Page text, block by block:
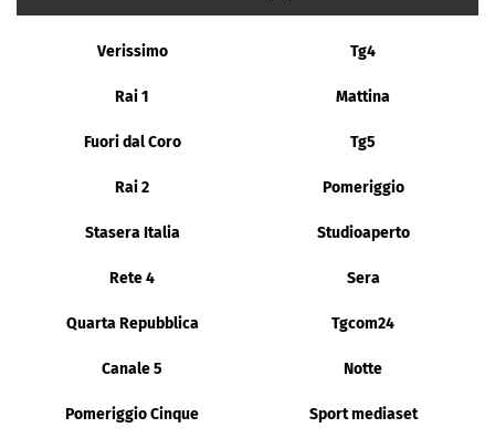
Verissimo Tg4
Rai 1 Mattina
Fuori dal Coro Tg5
Rai 2 Pomeriggio
Stasera Italia Studioaperto
Rete 4 Sera
Quarta Repubblica Tgcom24
Canale 5 Notte
Pomeriggio Cinque Sport mediaset